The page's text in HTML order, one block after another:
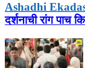
Ashadhi
दर्शनाची रांग पाच